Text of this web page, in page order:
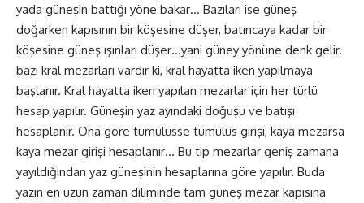
yada güneşin battığı yöne bakar… Bazıları ise güneş
doğarken kapısının bir köşesine düşer, batıncaya kadar bir
köşesine güneş ışınları düşer…yani güney yönüne denk gelir.
bazı kral mezarları vardır ki, kral hayatta iken yapılmaya
başlanır. Kral hayatta iken yapılan mezarlar için her türlü
hesap yapılır. Güneşin yaz ayındaki doğuşu ve batışı
hesaplanır. Ona göre tümülüsse tümülüs girişi, kaya mezarsa
kaya mezar girişi hesaplanır… Bu tip mezarlar geniş zamana
yayıldığından yaz güneşinin hesaplarına göre yapılır. Buda
yazın en uzun zaman diliminde tam güneş mezar kapısına